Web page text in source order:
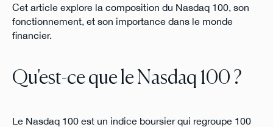
Cet article explore la composition du Nasdaq 100, son
fonctionnement, et son importance dans le monde
financier.
Qu'est-ce que le Nasdaq 100 ?
Le Nasdaq 100 est un indice boursier qui regroupe 100